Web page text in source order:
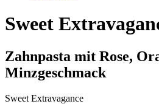
Sweet
Zahnpasta mit Rose,
Minzgeschmack
Sweet Extravagance